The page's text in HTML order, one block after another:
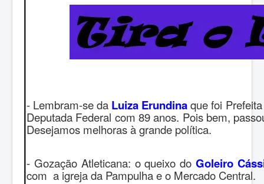
- Lembram-se da Luiza Erundinaque foi
Deputada Federal com 89 anos. Pois bem,
Desejamos melhoras à grande política.
- Gozação Atleticana: o queixo doGoleiro
com a igreja da Pampulha e o Mercado Central.